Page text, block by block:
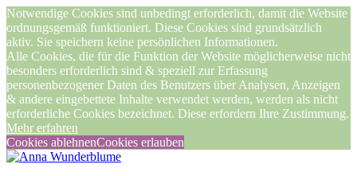
Notwendige Cookies sind unbedingt erforderlich, damit die Website
ordnungsgemäß funktioniert. Diese Cookies sind grundsätzlich
aktiv. Sie speichern keine persönlichen Informationen.
Alle Cookies, die für die Funktion der Website möglicherweise nicht
besonders erforderlich sind & speziell zur Erfassung
personenbezogener Daten des Benutzers über Analysen, Anzeigen
& andere eingebettete Inhalte verwendet werden, werden als nicht
erforderliche Cookies bezeichnet. Diese erfordern Ihre Zustimmung.
Mehr erfahren
Cookies ablehnenCookies erlauben